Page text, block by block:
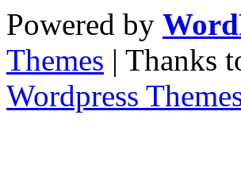
Powered by
Themes | Thanks
Wordpress